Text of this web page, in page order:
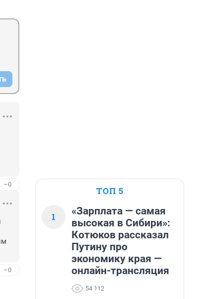
–0
–0
ТОП 5
1
«Зарплата — самая
высокая в Сибири»:
Котюков рассказал
Путину про
экономику края —
онлайн-трансляция
54 112